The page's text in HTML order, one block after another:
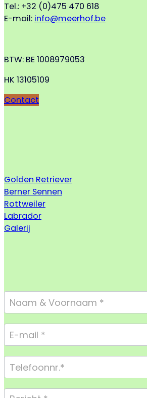
Tel.: +32 (0)475 470 618
E-mail: info@meerhof.be
BTW: BE 1008979053
HK 13105109
Contact
Golden Retriever
Berner Sennen
Rottweiler
Labrador
Galerij
Footer
Form
Compact